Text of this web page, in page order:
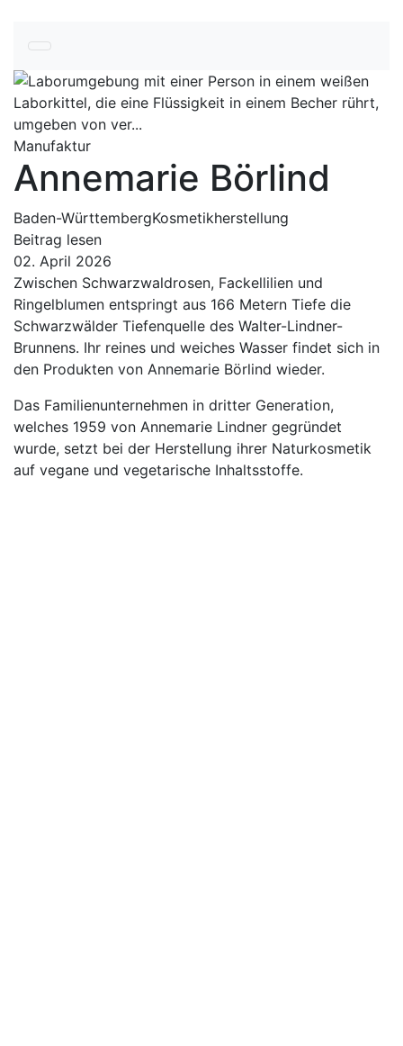
Manufaktur
Annemarie Börlind
Baden-WürttembergKosmetikherstellung
Beitrag lesen
02. April 2026
Zwischen Schwarzwaldrosen, Fackellilien und
Ringelblumen entspringt aus 166 Metern Tiefe die
Schwarzwälder Tiefenquelle des Walter-Lindner-
Brunnens. Ihr reines und weiches Wasser findet sich in
den Produkten von Annemarie Börlind wieder.
Das Familienunternehmen in dritter Generation,
welches 1959 von Annemarie Lindner gegründet
wurde, setzt bei der Herstellung ihrer Naturkosmetik
auf vegane und vegetarische Inhaltsstoffe.